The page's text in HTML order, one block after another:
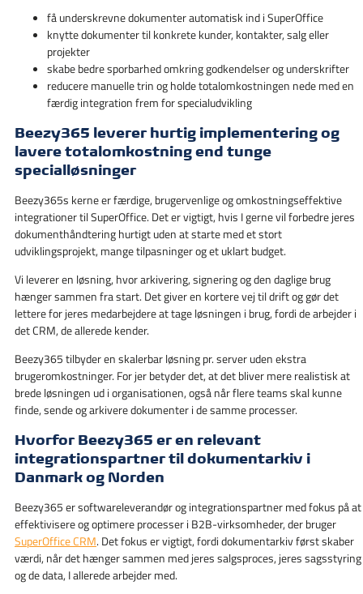
få underskrevne dokumenter automatisk ind i SuperOffice
knytte dokumenter til konkrete kunder, kontakter, salg eller
projekter
skabe bedre sporbarhed omkring godkendelser og underskrifter
reducere manuelle trin og holde totalomkostningen nede med en
færdig integration frem for specialudvikling
Beezy365 leverer hurtig implementering og
lavere totalomkostning end tunge
specialløsninger
Beezy365s kerne er færdige, brugervenlige og omkostningseffektive
integrationer til SuperOffice. Det er vigtigt, hvis I gerne vil forbedre jeres
dokumenthåndtering hurtigt uden at starte med et stort
udviklingsprojekt, mange tilpasninger og et uklart budget.
Vi leverer en løsning, hvor arkivering, signering og den daglige brug
hænger sammen fra start. Det giver en kortere vej til drift og gør det
lettere for jeres medarbejdere at tage løsningen i brug, fordi de arbejder i
det CRM, de allerede kender.
Beezy365 tilbyder en skalerbar løsning pr. server uden ekstra
brugeromkostninger. For jer betyder det, at det bliver mere realistisk at
brede løsningen ud i organisationen, også når flere teams skal kunne
finde, sende og arkivere dokumenter i de samme processer.
Hvorfor Beezy365 er en relevant
integrationspartner til dokumentarkiv i
Danmark og Norden
Beezy365 er softwareleverandør og integrationspartner med fokus på at
effektivisere og optimere processer i B2B-virksomheder, der bruger
SuperOffice CRM. Det fokus er vigtigt, fordi dokumentarkiv først skaber
værdi, når det hænger sammen med jeres salgsproces, jeres sagsstyring
og de data, I allerede arbejder med.